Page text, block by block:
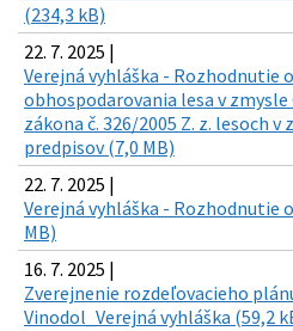
(234,3 kB)
22. 7. 2025 |
Verejná vyhláška - Rozhodnutie
obhospodarovania lesa v zmysle
zákona č. 326/2005 Z. z. lesoch v
predpisov (7,0 MB)
22. 7. 2025 |
Verejná vyhláška - Rozhodnutie
MB)
16. 7. 2025 |
Zverejnenie rozdeľovacieho
Vinodol_Verejná vyhláška (59,2